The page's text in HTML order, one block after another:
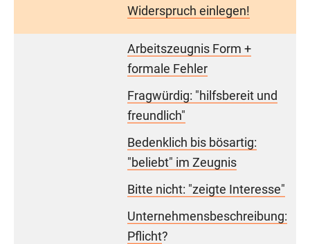
Widerspruch einlegen!
Arbeitszeugnis Form +
formale Fehler
Fragwürdig: "hilfsbereit und
freundlich"
Bedenklich bis bösartig:
"beliebt" im Zeugnis
Bitte nicht: "zeigte Interesse"
Unternehmensbeschreibung:
Pflicht?